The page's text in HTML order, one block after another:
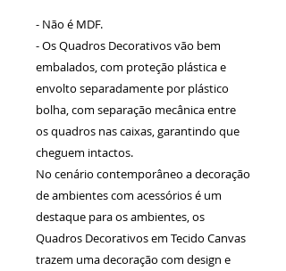
- Não é MDF.
- Os Quadros Decorativos vão bem
embalados, com proteção plástica e
envolto separadamente por plástico
bolha, com separação mecânica entre
os quadros nas caixas, garantindo que
cheguem intactos.
No cenário contemporâneo a decoração
de ambientes com acessórios é um
destaque para os ambientes, os
Quadros Decorativos em Tecido Canvas
trazem uma decoração com design e